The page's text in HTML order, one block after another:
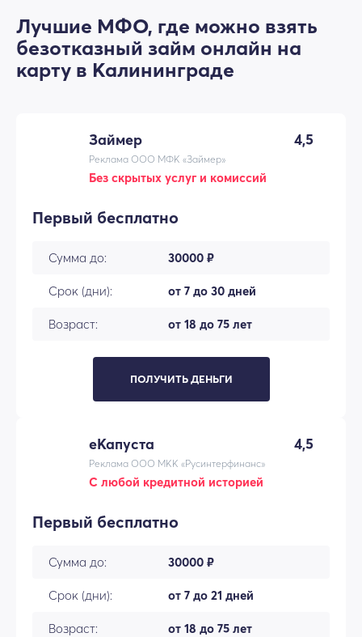
Лучшие МФО, где можно взять
безотказный займ онлайн на
карту в Калининграде
Займер 4,5
Реклама ООО МФК «Займер»
Без скрытых услуг и комиссий
Первый бесплатно
Сумма до: 30000 ₽
Срок (дни): от 7 до 30 дней
Возраст: от 18 до 75 лет
ПОЛУЧИТЬ ДЕНЬГИ
еКапуста 4,5
Реклама ООО МКК «Русинтерфинанс»
С любой кредитной историей
Первый бесплатно
Сумма до: 30000 ₽
Срок (дни): от 7 до 21 дней
Возраст: от 18 до 75 лет